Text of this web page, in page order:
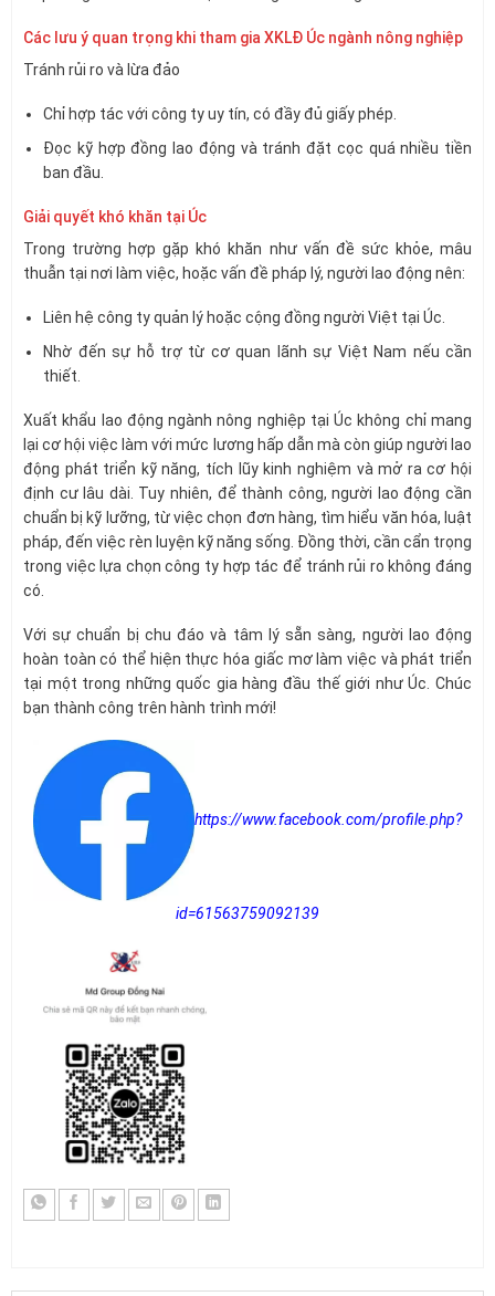
Các lưu ý quan trọng khi tham gia XKLĐ Úc ngành nông nghiệp
Tránh rủi ro và lừa đảo
Chỉ hợp tác với công ty uy tín, có đầy đủ giấy phép.
Đọc kỹ hợp đồng lao động và tránh đặt cọc quá nhiều tiền
ban đầu.
Giải quyết khó khăn tại Úc
Trong trường hợp gặp khó khăn như vấn đề sức khỏe, mâu
thuẫn tại nơi làm việc, hoặc vấn đề pháp lý, người lao động nên:
Liên hệ công ty quản lý hoặc cộng đồng người Việt tại Úc.
Nhờ đến sự hỗ trợ từ cơ quan lãnh sự Việt Nam nếu cần
thiết.
Xuất khẩu lao động ngành nông nghiệp tại Úc không chỉ mang
lại cơ hội việc làm với mức lương hấp dẫn mà còn giúp người lao
động phát triển kỹ năng, tích lũy kinh nghiệm và mở ra cơ hội
định cư lâu dài. Tuy nhiên, để thành công, người lao động cần
chuẩn bị kỹ lưỡng, từ việc chọn đơn hàng, tìm hiểu văn hóa, luật
pháp, đến việc rèn luyện kỹ năng sống. Đồng thời, cần cẩn trọng
trong việc lựa chọn công ty hợp tác để tránh rủi ro không đáng
có.
Với sự chuẩn bị chu đáo và tâm lý sẵn sàng, người lao động
hoàn toàn có thể hiện thực hóa giấc mơ làm việc và phát triển
tại một trong những quốc gia hàng đầu thế giới như Úc. Chúc
bạn thành công trên hành trình mới!
https://www.facebook.com/profile.php?
id=61563759092139